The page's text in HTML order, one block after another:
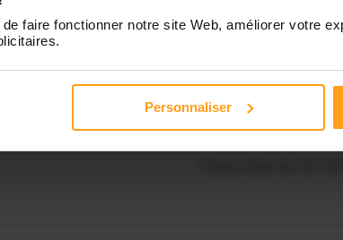
faire fonctionner notre site Web, améliorer votre
PersonnaliserDisponible de
Contactez-nous